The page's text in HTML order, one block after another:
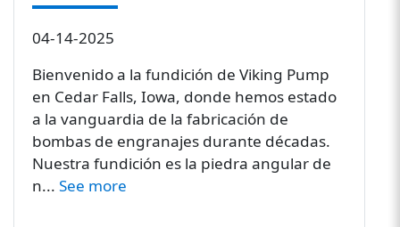
04-14-2025
Bienvenido a la fundición de Viking Pump
en Cedar Falls, Iowa, donde hemos estado
a la vanguardia de la fabricación de
bombas de engranajes durante décadas.
Nuestra fundición es la piedra angular de
n... See more